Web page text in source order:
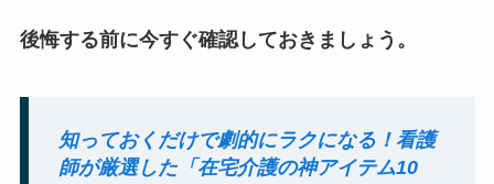
後悔する前に今すぐ確認しておきましょう。
知っておくだけで劇的にラクになる！看護
師が厳選した「在宅介護の神アイテム10